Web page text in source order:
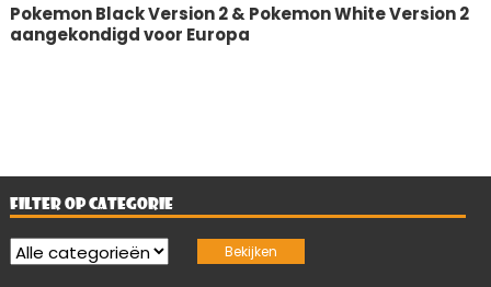
Pokemon Black Version 2 & Pokemon White Version 2
aangekondigd voor Europa
FILTER OP CATEGORIE